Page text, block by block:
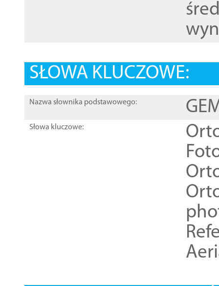
SŁOWA KLUCZOWE:
Nazwa słownika podstawowego:
Słowa kluczowe: